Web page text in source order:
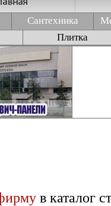
Сантехника
Плитка
в каталог